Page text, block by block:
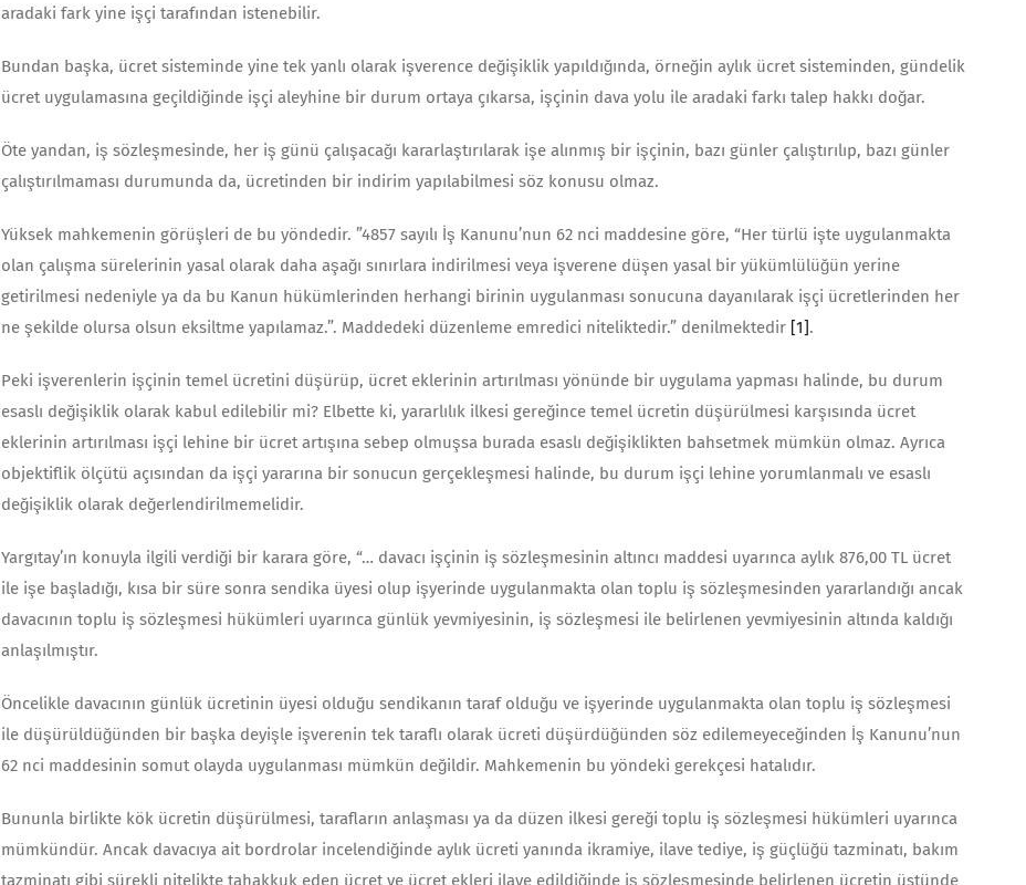
aradaki fark yine işçi tarafından istenebilir.
Bundan başka, ücret sisteminde yine tek yanlı olarak işverence deği­şiklik yapıldığında, örneğin aylık ücret sisteminden, gündelik
ücret uygula­masına geçildiğinde işçi aleyhine bir durum ortaya çıkarsa, işçinin dava yolu ile aradaki farkı talep hakkı doğar.
Öte yandan, iş sözleşmesinde, her iş günü çalışacağı kararlaştırılarak işe alınmış bir işçinin, bazı günler çalıştırılıp, bazı günler
çalıştırılmaması du­rumunda da, ücretinden bir indirim yapılabilmesi söz konusu olmaz.
Yüksek mahkemenin görüşleri de bu yöndedir. ”4857 sayılı İş Ka­nunu’nun 62 nci maddesine göre, “Her türlü işte uygulanmakta
olan çalışma sürelerinin yasal olarak daha aşağı sınırlara indirilmesi veya işverene düşen yasal bir yükümlülüğün yerine
getirilmesi nedeniyle ya da bu Kanun hüküm­lerinden herhangi birinin uygulanması sonucuna dayanılarak işçi ücretlerin­den her
ne şekilde olursa olsun eksiltme yapılamaz.”. Maddedeki düzenleme emredici niteliktedir.” denilmektedir [1].
Peki işverenlerin işçinin temel ücretini düşürüp, ücret eklerinin artırılması yönünde bir uygulama yapması halinde, bu durum
esaslı değişiklik olarak kabul edilebilir mi? Elbette ki, yararlılık ilkesi gereğince temel ücretin düşürülmesi karşısında ücret
eklerinin artırılması işçi lehine bir ücret artışına sebep olmuşsa burada esaslı değişiklikten bahsetmek mümkün olmaz. Ayrıca
objektiflik ölçütü açısından da işçi yararına bir sonucun gerçekleşmesi halinde, bu durum işçi lehine yorumlanmalı ve esaslı
değişiklik olarak değerlendirilmemelidir.
Yargıtay’ın konuyla ilgili verdiği bir karara göre, “… da­vacı işçinin iş sözleşmesinin altıncı maddesi uyarınca aylık 876,00 TL ücret
ile işe başladığı, kısa bir süre sonra sendika üyesi olup işyerinde uygulan­makta olan toplu iş sözleşmesinden yararlandığı ancak
davacının toplu iş söz­leşmesi hükümleri uyarınca günlük yevmiyesinin, iş sözleşmesi ile belirlenen yevmiyesinin altında kaldığı
anlaşılmıştır.
Öncelikle davacının günlük ücretinin üyesi olduğu sendikanın taraf ol­duğu ve işyerinde uygulanmakta olan toplu iş sözleşmesi
ile düşürüldüğün­den bir başka deyişle işverenin tek taraflı olarak ücreti düşürdüğünden söz edilemeyeceğinden İş Kanunu’nun
62 nci maddesinin somut olayda uygulanması mümkün değildir. Mahkemenin bu yöndeki gerekçesi hatalıdır.
Bununla birlikte kök ücretin düşürülmesi, tarafların anlaşması ya da düzen ilkesi gereği toplu iş sözleşmesi hükümleri uyarınca
mümkündür. Ancak davacıya ait bordrolar incelendiğinde aylık ücreti yanında ikra­miye, ilave tediye, iş güçlüğü tazminatı, bakım
tazminatı gibi sürekli nitelikte tahakkuk eden ücret ve ücret ekleri ilave edildiğinde iş sözleşmesinde belir­lenen ücretin üstünde